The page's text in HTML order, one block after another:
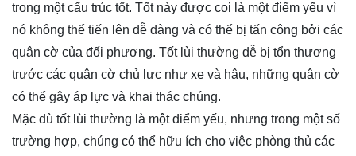
trong một cấu trúc tốt. Tốt này được coi là một điểm yếu vì
nó không thể tiến lên dễ dàng và có thể bị tấn công bởi các
quân cờ của đối phương. Tốt lùi thường dễ bị tổn thương
trước các quân cờ chủ lực như xe và hậu, những quân cờ
có thể gây áp lực và khai thác chúng.
Mặc dù tốt lùi thường là một điểm yếu, nhưng trong một số
trường hợp, chúng có thể hữu ích cho việc phòng thủ các